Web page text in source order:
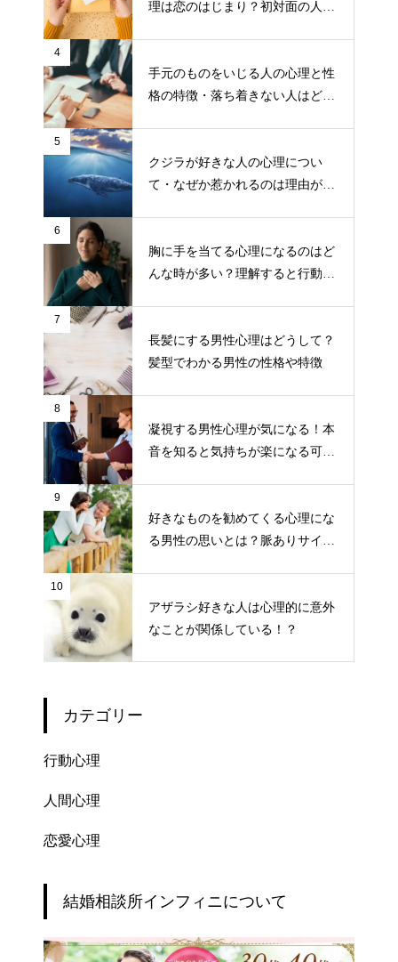
理は恋のはじまり？初対面の人の
4
手元のものをいじる人の心理と性
格の特徴・落ち着きない人はどう
5
クジラが好きな人の心理につい
て・なぜか惹かれるのは理由があ
6
胸に手を当てる心理になるのはど
んな時が多い？理解すると行動し
7
長髪にする男性心理はどうして？
髪型でわかる男性の性格や特徴
8
凝視する男性心理が気になる！本
音を知ると気持ちが楽になる可能
9
好きなものを勧めてくる心理にな
る男性の思いとは？脈ありサイン
10
アザラシ好きな人は心理的に意外
なことが関係している！？
カテゴリー
行動心理
人間心理
恋愛心理
結婚相談所インフィニについて